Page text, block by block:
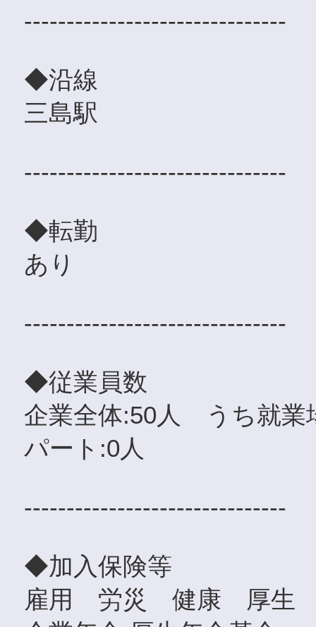
-------------------------------
◆沿線
三島駅
-------------------------------
◆転勤
あり
-------------------------------
◆従業員数
企業全体:50人 うち就
パート:0人
-------------------------------
◆加入保険等
雇用 労災 健康 厚